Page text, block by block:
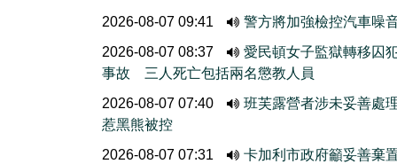
2026-08-07 09:41
警方將加強檢控汽車噪
2026-08-07 08:37
愛民頓女子監獄轉移囚
事故 三人死亡包括兩名懲教人員
2026-08-07 07:40
班芙露營者涉未妥善處
惹黑熊被控
2026-08-07 07:31
卡加利市政府籲妥善棄